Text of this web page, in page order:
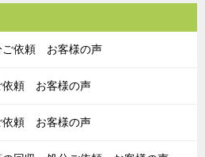
ご依頼 お客様の声
依頼 お客様の声
依頼 お客様の声